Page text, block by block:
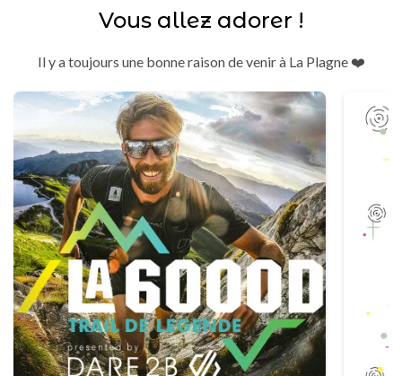
Vous allez adorer !
Il y a toujours une bonne raison de venir à La Plagne ❤️